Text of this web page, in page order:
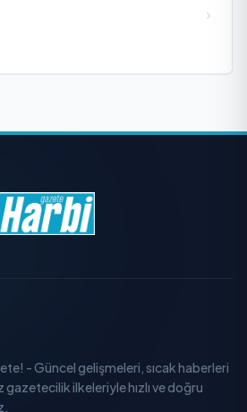
- Güncel gelişmeleri, sıcak haberleri
gazetecilik ilkeleriyle hızlı ve doğru